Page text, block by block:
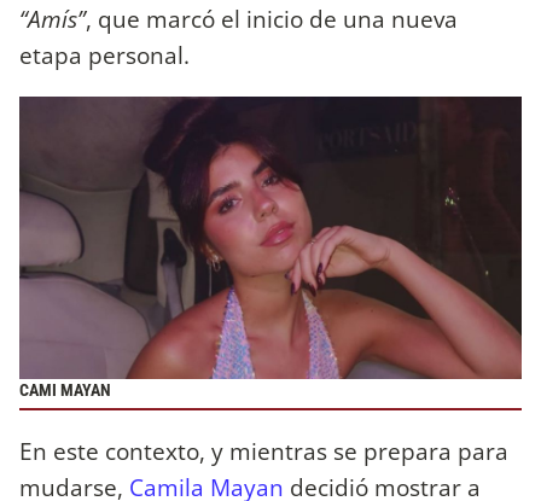
“Amís”, que marcó el inicio de una nueva
etapa personal.
CAMI MAYAN
En este contexto, y mientras se prepara para
mudarse, Camila Mayan decidió mostrar a